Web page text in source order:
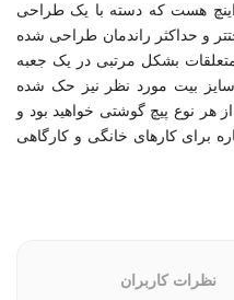
تخصصی به همراه دسته جغجغه 1/4 اینچ هست که دسته با یک طراحی
و حداکثر راندمان طراحی شده
بشکل مرتبی در یک جعبه
سایز بیت مورد نظر نیز حک شده
هر نوع پیچ گوشتی خواهید بود و
برای کارهای خانگی و کارگاهی
نظرات کاربران